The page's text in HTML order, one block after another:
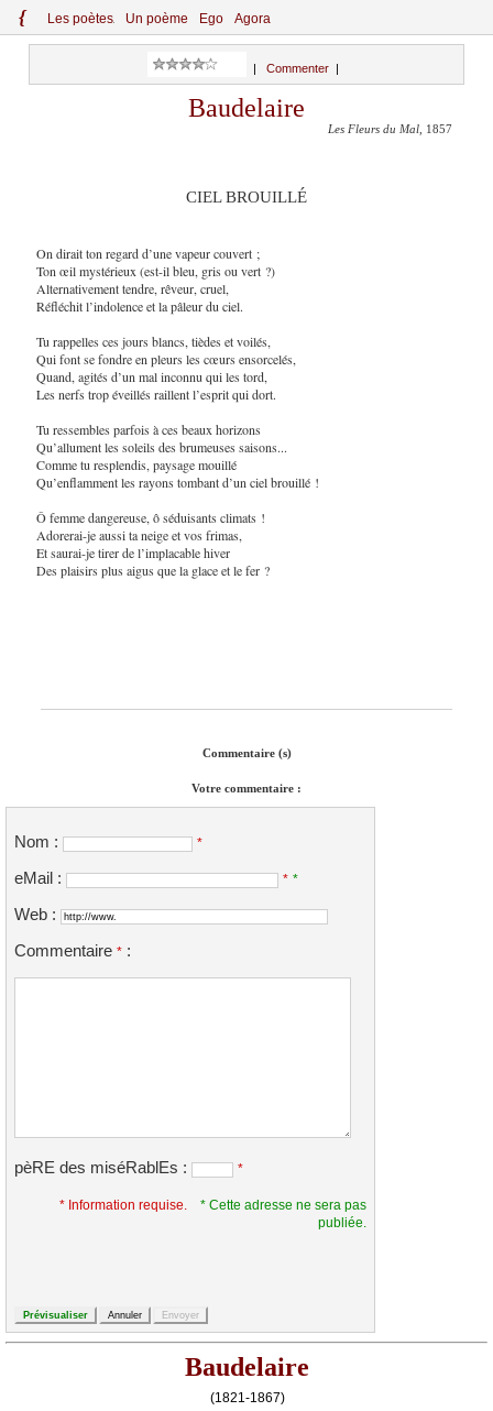
{ Les poètes Un poème Ego Agora
Commenter
Baudelaire
Les Fleurs du Mal , 1857
CIEL BROUILLÉ
On dirait ton regard d’une vapeur couvert ;
Ton œil mystérieux (est-il bleu, gris ou vert ?)
Alternativement tendre, rêveur, cruel,
Réfléchit l’indolence et la pâleur du ciel.
Tu rappelles ces jours blancs, tièdes et voilés,
Qui font se fondre en pleurs les cœurs ensorcelés,
Quand, agités d’un mal inconnu qui les tord,
Les nerfs trop éveillés raillent l’esprit qui dort.
Tu ressembles parfois à ces beaux horizons
Qu’allument les soleils des brumeuses saisons...
Comme tu resplendis, paysage mouillé
Qu’enflamment les rayons tombant d’un ciel brouillé !
Ô femme dangereuse, ô séduisants climats !
Adorerai-je aussi ta neige et vos frimas,
Et saurai-je tirer de l’implacable hiver
Des plaisirs plus aigus que la glace et le fer ?
Commentaire (s)
Votre commentaire :
Nom : *
eMail : * *
Web :
Commentaire * :
pèRE des miséRablEs : *
* Information requise.
* Cette adresse ne sera pas
publiée.
Baudelaire
(1821-1867)